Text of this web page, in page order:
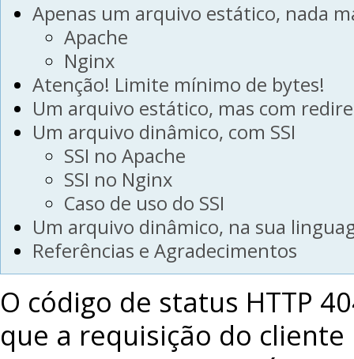
Apenas um arquivo estático, nada
Apache
Nginx
Atenção! Limite mínimo de bytes!
Um arquivo estático, mas com
Um arquivo dinâmico, com SSI
SSI no Apache
SSI no Nginx
Caso de uso do SSI
Um arquivo dinâmico, na sua
Referências e Agradecimentos
O código de status HTTP
que a requisição do